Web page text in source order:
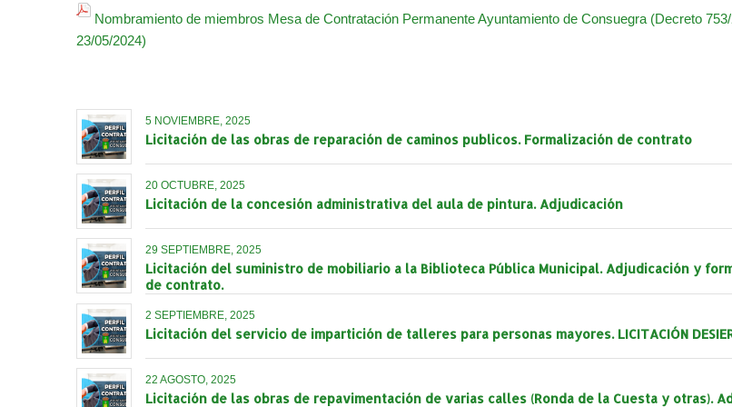
Nombramiento de miembros Mesa de Contratación Permanente Ayuntamiento de Consuegra (Decreto
23/05/2024)
5 NOVIEMBRE, 2025
Licitación de las obras de reparación de caminos publicos. Formalización de contrato
20 OCTUBRE, 2025
Licitación de la concesión administrativa del aula de pintura. Adjudicación
29 SEPTIEMBRE, 2025
Licitación del suministro de mobiliario a la Biblioteca Pública Municipal. Adjudicación y
de contrato.
2 SEPTIEMBRE, 2025
Licitación del servicio de impartición de talleres para personas mayores. LICITACIÓN
22 AGOSTO, 2025
Licitación de las obras de repavimentación de varias calles (Ronda de la Cuesta y otras).